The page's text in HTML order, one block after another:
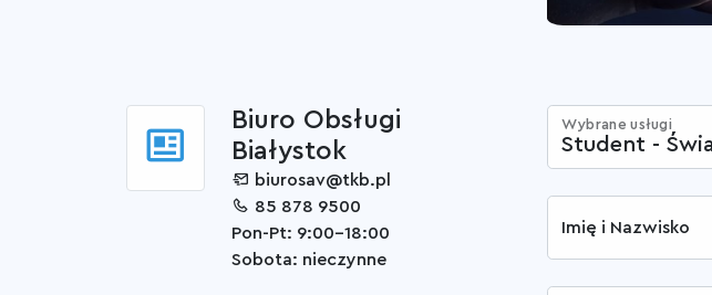
Biuro Obsługi
Białystok
biurosav@tkb.pl
85 878 9500
Pon-Pt: 9:00-18:00
Sobota: nieczynne
Wybrane usługi
Imię i Nazwisko